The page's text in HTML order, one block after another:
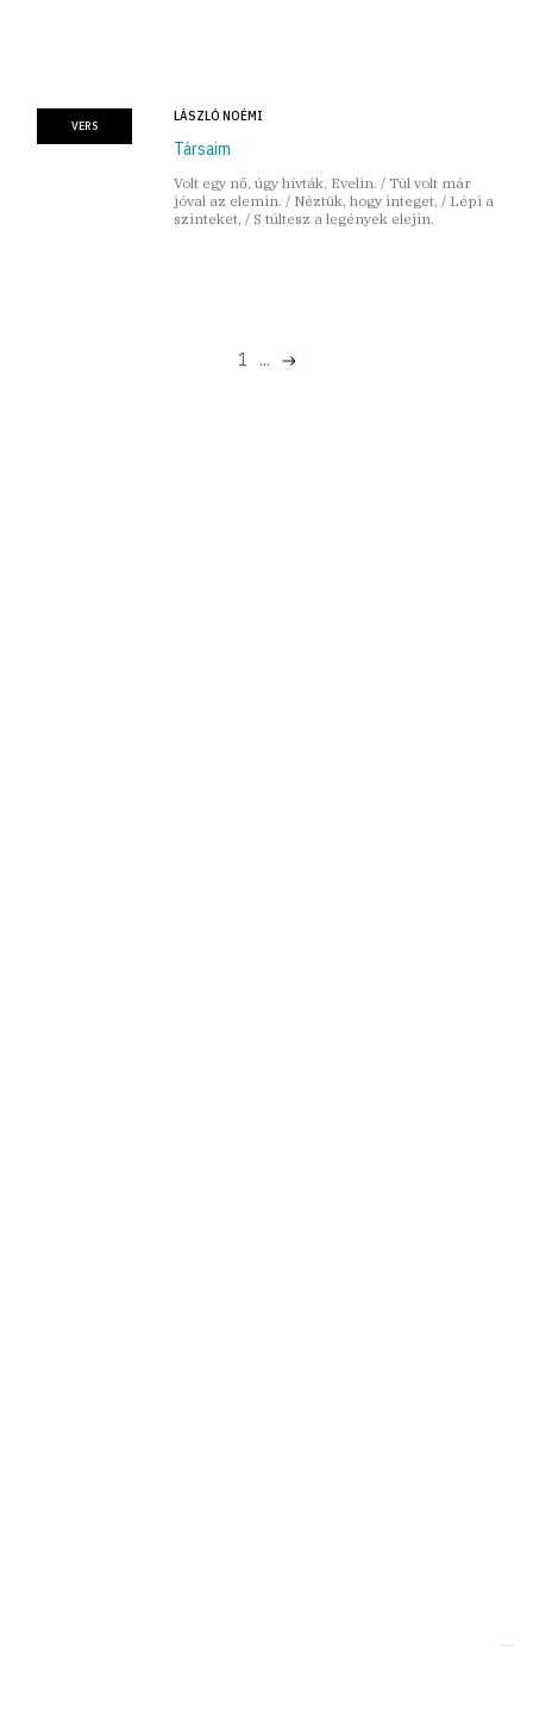
VERS
LÁSZLÓ NOÉMI
Társaim
Volt egy nő, úgy hívták, Evelin. / Túl volt már
jóval az elemin. / Néztük, hogy integet, / Lépi a
szinteket, / S túltesz a legények elejin.
1 ...